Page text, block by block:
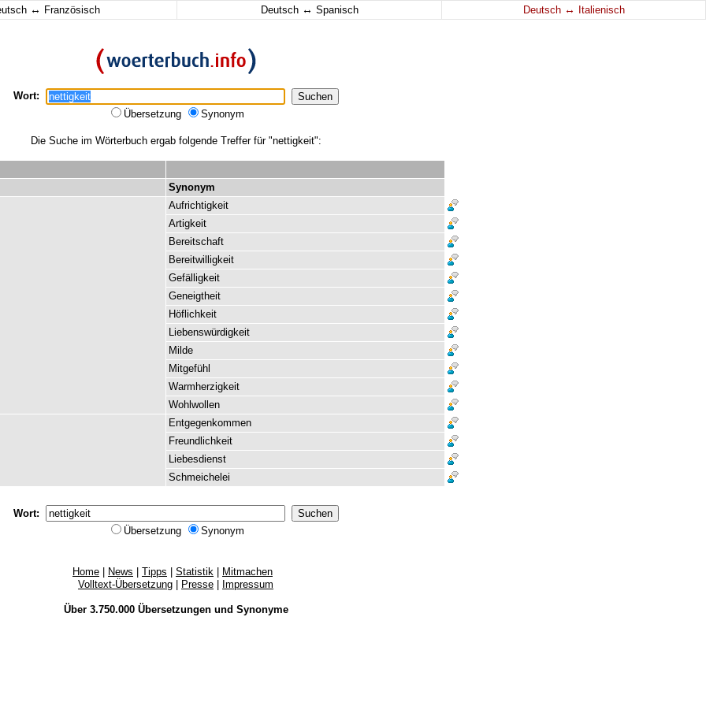
↔ Französisch Deutsch ↔ Spanisch Deutsch ↔ Italienisch
Wort:
Übersetzung
Synonym
Die Suche im Wörterbuch ergab folgende Treffer für "nettigkeit":
Synonym
Aufrichtigkeit
Artigkeit
Bereitschaft
Bereitwilligkeit
Gefälligkeit
Geneigtheit
Höflichkeit
Liebenswürdigkeit
Milde
Mitgefühl
Warmherzigkeit
Wohlwollen
Entgegenkommen
Freundlichkeit
Liebesdienst
Schmeichelei
Wort:
Übersetzung
Synonym
Home News Tipps Statistik
Mitmachen
Volltext-Übersetzung
Presse Impressum
Über 3.750.000 Übersetzungenund Synonyme